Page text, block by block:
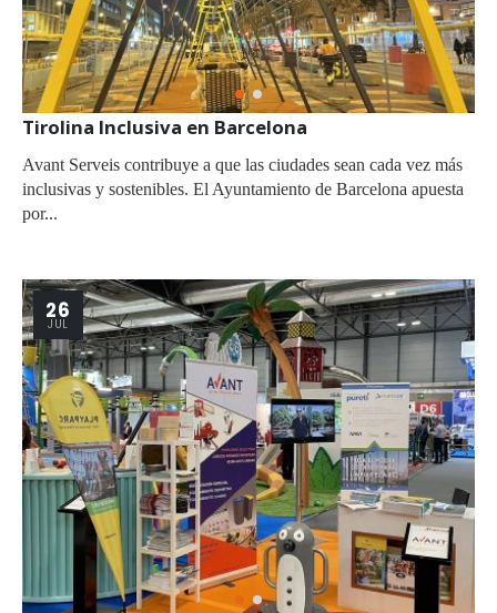
Tirolina Inclusiva en Barcelona
Avant Serveis contribuye a que las ciudades sean cada vez más
inclusivas y sostenibles. El Ayuntamiento de Barcelona apuesta
por...
26
JUL